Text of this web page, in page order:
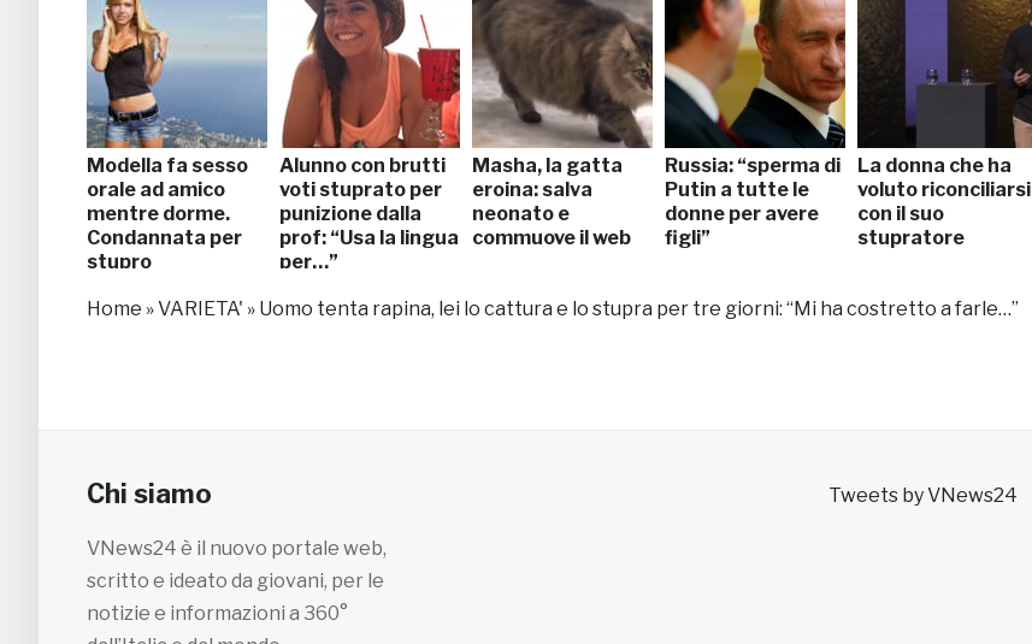
Modella fa sesso
orale ad amico
mentre dorme.
Condannata per
stupro
Alunno con brutti
voti stuprato per
punizione dalla
prof: “Usa la lingua
per…”
Masha, la gatta
eroina: salva
neonato e
commuove il web
Russia: “sperma di
Putin a tutte le
donne per avere
figli”
La donna che ha
voluto riconciliarsi
con il suo
stupratore
Home »VARIETA' » Uomo tenta rapina, lei lo cattura e lo stupra per tre giorni: “Mi ha costretto a farle…”
Chi siamo
VNews24 è il nuovo portale web,
scritto e ideato da giovani, per le
notizie e informazioni a 360°
Tweets by VNews24